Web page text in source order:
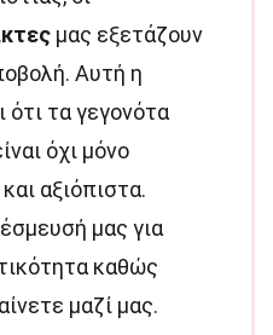
μας εξετάζουν
Αυτή η
ότι τα γεγονότα
όχι μόνο
αξιόπιστα.
μας για
καθώς
μαζί μας.